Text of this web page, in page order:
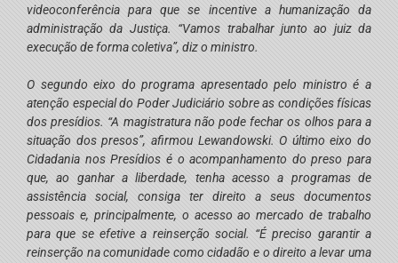
videoconferência para que se incentive a humanização da
administração da Justiça. “Vamos trabalhar junto ao juiz da
execução de forma coletiva”, diz o ministro.
O segundo eixo do programa apresentado pelo ministro é a
atenção especial do Poder Judiciário sobre as condições físicas
dos presídios. “A magistratura não pode fechar os olhos para a
situação dos presos”, afirmou Lewandowski. O último eixo do
Cidadania nos Presídios é o acompanhamento do preso para
que, ao ganhar a liberdade, tenha acesso a programas de
assistência social, consiga ter direito a seus documentos
pessoais e, principalmente, o acesso ao mercado de trabalho
para que se efetive a reinserção social. “É preciso garantir a
reinserção na comunidade como cidadão e o direito a levar uma